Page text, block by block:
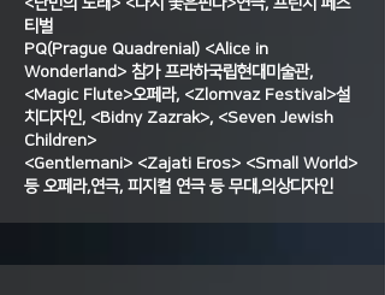
티벌
PQ(Prague Quadrenial) <Alice in
Wonderland> 참가 프라하국립현대미술관,
<Magic Flute>오페라, <Zlomvaz Festival>설
치디자인, <Bidny Zazrak>, <Seven Jewish
Children>
<Gentlemani> <Zajati Eros> <Small World>
등 오페라,연극, 피지컬 연극 등 무대,의상디자인